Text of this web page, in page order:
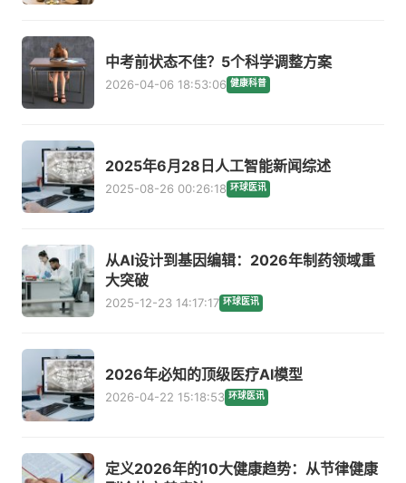
中考前状态不佳？5个科学调整方案
2026-04-06 18:53:06 健康科普
2025年6月28日人工智能新闻综述
2025-08-26 00:26:18 环球医讯
从AI设计到基因编辑：2026年制药领域重
大突破
2025-12-23 14:17:17 环球医讯
2026年必知的顶级医疗AI模型
2026-04-22 15:18:53 环球医讯
定义2026年的10大健康趋势：从节律健康